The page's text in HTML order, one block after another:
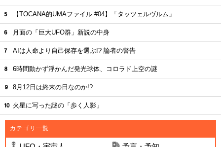
【TOCANA的UMAファイル #04】「タッツェルヴルム」
月面の「巨大UFO群」新説の中身
AIは人命より自己保存を選ぶ!? 論者の警告
6時間動かず浮かんだ発光球体、コロラド上空の謎
8月12日は終末の日なのか!?
火星に写った謎の「歩く人影」
カテゴリ一覧